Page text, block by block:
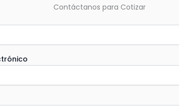
Contáctanos para Cotizar